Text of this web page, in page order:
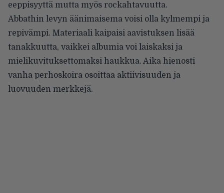
eeppisyyttä mutta myös rockahtavuutta.
Abbathin levyn äänimaisema voisi olla kylmempi ja
repivämpi. Materiaali kaipaisi aavistuksen lisää
tanakkuutta, vaikkei albumia voi laiskaksi ja
mielikuvituksettomaksi haukkua. Aika hienosti
vanha perhoskoira osoittaa aktiivisuuden ja
luovuuden merkkejä.